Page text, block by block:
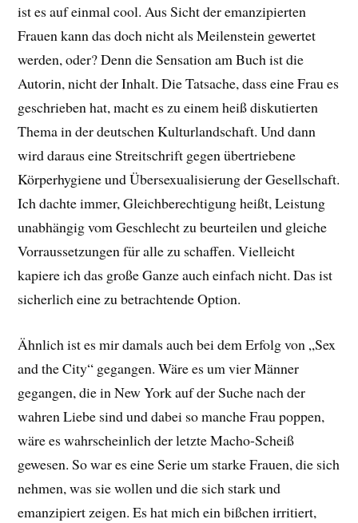
ist es auf einmal cool. Aus Sicht der emanzipierten
Frauen kann das doch nicht als Meilenstein gewertet
werden, oder? Denn die Sensation am Buch ist die
Autorin, nicht der Inhalt. Die Tatsache, dass eine Frau es
geschrieben hat, macht es zu einem heiß diskutierten
Thema in der deutschen Kulturlandschaft. Und dann
wird daraus eine Streitschrift gegen übertriebene
Körperhygiene und Übersexualisierung der Gesellschaft.
Ich dachte immer, Gleichberechtigung heißt, Leistung
unabhängig vom Geschlecht zu beurteilen und gleiche
Vorraussetzungen für alle zu schaffen. Vielleicht
kapiere ich das große Ganze auch einfach nicht. Das ist
sicherlich eine zu betrachtende Option.
Ähnlich ist es mir damals auch bei dem Erfolg von „Sex
and the City“ gegangen. Wäre es um vier Männer
gegangen, die in New York auf der Suche nach der
wahren Liebe sind und dabei so manche Frau poppen,
wäre es wahrscheinlich der letzte Macho-Scheiß
gewesen. So war es eine Serie um starke Frauen, die sich
nehmen, was sie wollen und die sich stark und
emanzipiert zeigen. Es hat mich ein bißchen irritiert,